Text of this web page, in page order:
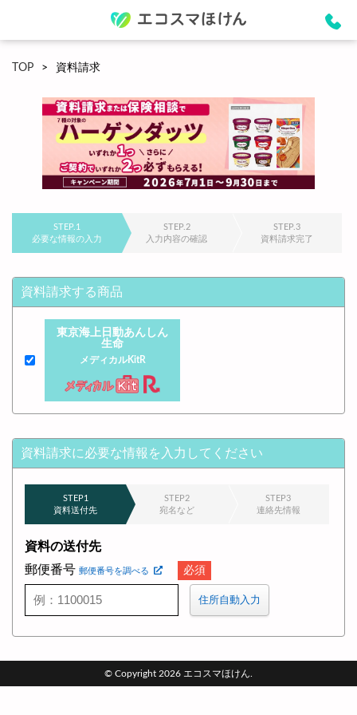
TOP 資料請求
STEP.1
必要な情報の入力
STEP.2
入力内容の確認
STEP.3
資料請求完了
資料請求する商品
東京海上日動あんしん
生命
メディカルKitR
資料請求に必要な情報を入力してください
STEP1
資料送付先
STEP2
宛名など
STEP3
連絡先情報
資料の送付先
郵便番号 郵便番号を調べる
住所自動入力
© Copyright 2026 エコスマほけん.